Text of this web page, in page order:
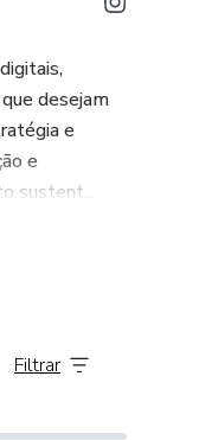
desejam
e
e
sustent...
Filtrar